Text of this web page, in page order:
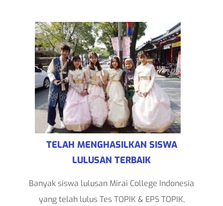
TELAH MENGHASILKAN SISWA
LULUSAN TERBAIK
Banyak siswa lulusan Mirai College Indonesia
yang telah lulus Tes TOPIK & EPS TOPIK,